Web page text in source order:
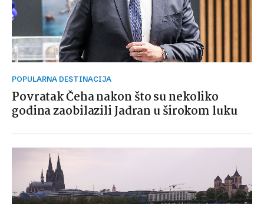
POPULARNA DESTINACIJA
Povratak Čeha nakon što su nekoliko
godina zaobilazili Jadran u širokom luku